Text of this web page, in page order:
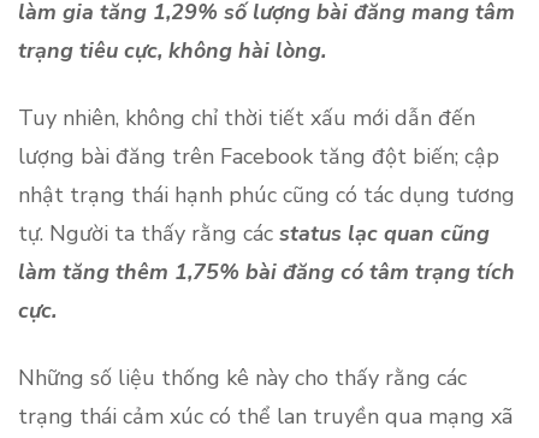
làm gia tăng 1,29% số lượng bài đăng mang tâm
trạng tiêu cực, không hài lòng.
Tuy nhiên, không chỉ thời tiết xấu mới dẫn đến
lượng bài đăng trên Facebook tăng đột biến; cập
nhật trạng thái hạnh phúc cũng có tác dụng tương
tự. Người ta thấy rằng các status lạc quan cũng
làm tăng thêm 1,75% bài đăng có tâm trạng tích
cực.
Những số liệu thống kê này cho thấy rằng các
trạng thái cảm xúc có thể lan truyền qua mạng xã